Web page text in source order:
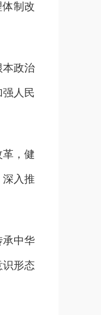
制改
政治
人民
，健
入推
中华
形态